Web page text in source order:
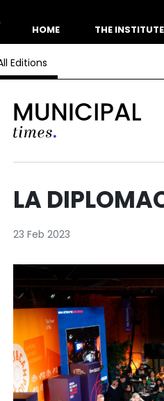
HOME THE INSTITUTE
Editions
LA
23 Feb 2023